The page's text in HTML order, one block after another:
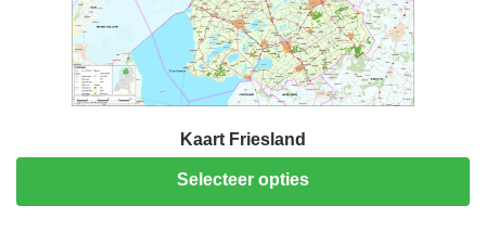
Kaart Friesland
Selecteer opties